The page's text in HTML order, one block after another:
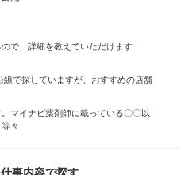
で、詳細を教えていただけます
線で探していますが、おすすめの店舗
マイナビ薬剤師に載っている〇〇以
々